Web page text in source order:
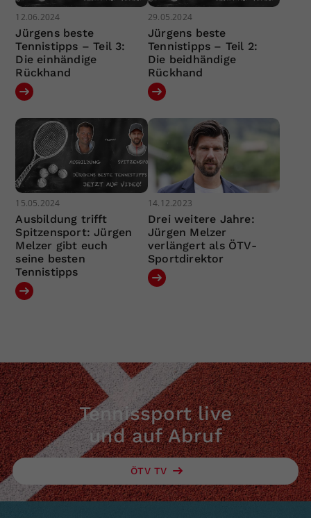
12.06.2024
Jürgens beste
Tennistipps – Teil 3:
Die einhändige
Rückhand
29.05.2024
Jürgens beste
Tennistipps – Teil 2:
Die beidhändige
Rückhand
15.05.2024
Ausbildung trifft
Spitzensport: Jürgen
Melzer gibt euch
seine besten
Tennistipps
14.12.2023
Drei weitere Jahre:
Jürgen Melzer
verlängert als ÖTV-
Sportdirektor
Tennissport live
und auf Abruf
ÖTV TV